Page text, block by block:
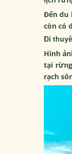
Đến du
còn có
Đi
Hình
tại
rạch